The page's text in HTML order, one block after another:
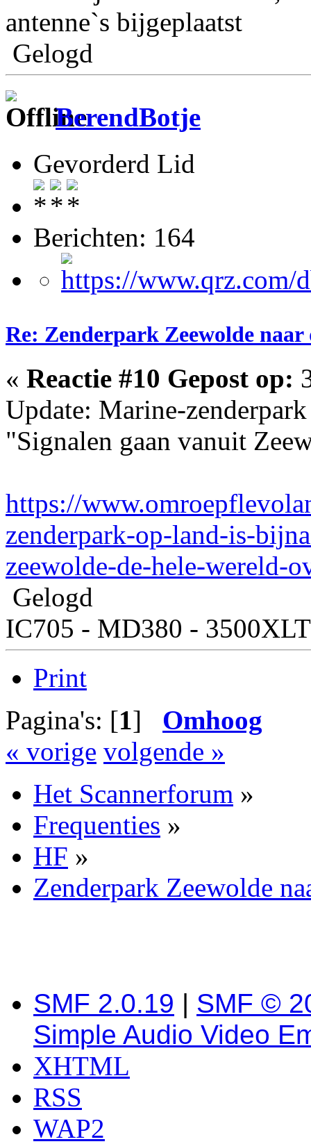
antenne`s bijgeplaatst
Gelogd
BerendBotje
Gevorderd Lid
Berichten: 164
Re: Zenderpark Zeewolde naar
« Reactie #10 Gepost op:
Update: Marine-
"Signalen gaan vanuit
https://
zenderpark-op-land-is-
zeewolde-de-hele-wereld-
Gelogd
IC705 - MD380 - 3500XLT
Print
Pagina's: [1] Omhoog
« vorige volgende »
Het Scannerforum »
Frequenties »
HF »
Zenderpark Zeewolde
SMF 2.0.19 | SMF ©
Simple Audio Video
XHTML
RSS
WAP2